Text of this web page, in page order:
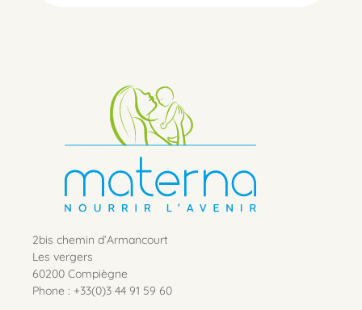
2bis chemin d’Armancourt
Les vergers
60200 Compiègne
Phone : +33(0)3 44 91 59 60